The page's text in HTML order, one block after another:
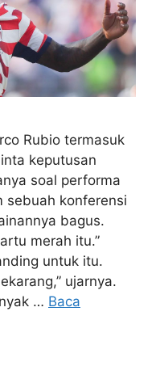
Rubio termasuk
keputusan
soal performa
sebuah konferensi
bagus.
merah itu.”
untuk itu.
ujarnya.
… Baca